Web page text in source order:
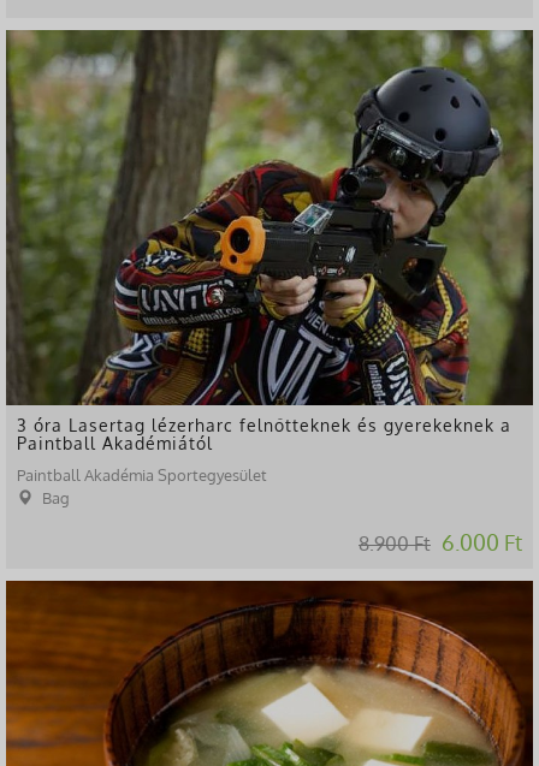
-33%
3 óra Lasertag lézerharc felnőtteknek és gyerekeknek a
Paintball Akadémiától
Paintball Akadémia Sportegyesület
Bag
8.900 Ft 6.000 Ft